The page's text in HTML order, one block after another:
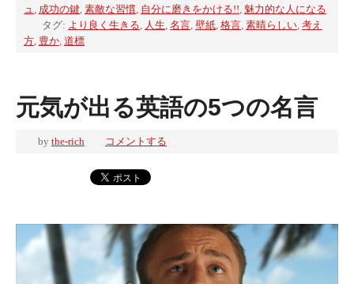
ュ
成功の鍵 素敵な習慣 自分に磨きをかける!! 魅力的な人になる
タグ: より良く生きる 人生 名言 壁紙 格言 素晴らしい 考え
方 豊か 道標
元気が出る英語の5つの名言
by the-rich コメントする